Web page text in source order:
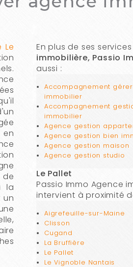
Le
la
un
En plus de ses services
immobilière, Passio
aussi :
Accompagnement
immobilier
Accompagnement
immobilier
Agence gestion
Agence gestion bien
Agence gestion maison
Agence gestion studio
Le Pallet
Passio Immo Agence
intervient à proximité
Aigrefeuille-sur-Maine
Clisson
Cugand
La Bruffière
Le Pallet
Le Vignoble Nantais